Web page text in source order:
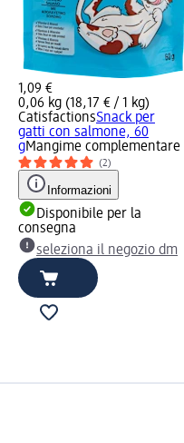
1,09 €
0,06 kg (18,17 € / 1 kg)
CatisfactionsSnack per
gatti con salmone, 60
gMangime complementare
(2)
Informazioni
Disponibile per la
consegna
seleziona il negozio dm